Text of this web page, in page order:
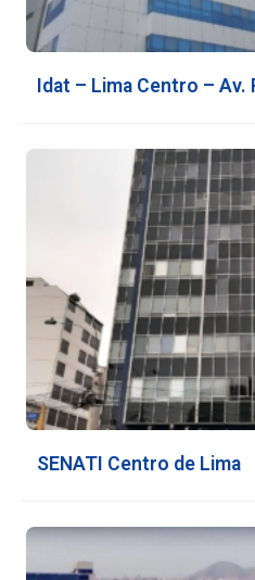
Idat – Lima Centro –
SENATI Centro de Lima